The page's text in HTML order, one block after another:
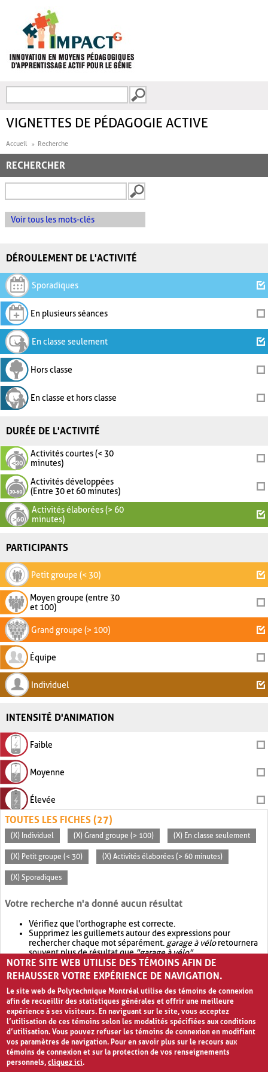
FORMULAIRE DE
VIGNETTES DE PÉDAGOGIE ACTIVE
Accueil Recherche
RECHERCHER
Voir tous les mots-clés
DÉROULEMENT DE L'ACTIVITÉ
Sporadiques
En plusieurs séances
En classe seulement
Hors classe
En classe et hors classe
DURÉE DE L'ACTIVITÉ
Activités courtes (< 30
minutes)
Activités développées
(Entre 30 et 60 minutes)
Activités élaborées (> 60
minutes)
PARTICIPANTS
Petit groupe (< 30)
Moyen groupe (entre 30
et 100)
Grand groupe (> 100)
Équipe
Individuel
INTENSITÉ D'ANIMATION
Faible
Moyenne
Élevée
TOUTES LES FICHES (27)
(X) Individuel (X) Grand groupe (> 100) (X) En classe seulement
(X) Petit groupe (< 30) (X) Activités élaborées (> 60 minutes)
(X) Sporadiques
Votre recherche n'a donné aucun résultat
Vérifiez que l'orthographe est correcte.
Supprimez les guillemets autour des expressions pour
rechercher chaque mot séparément. garage à véloretournera
souvent plus de résultat que"garage à vélo".
Envisagez d'élargir votre recherche avec OR.garage OR vélo
retournera souvent plus de résultat quegarage à vélo
NOTRE SITE WEB UTILISE DES TÉMOINS AFIN DE
REHAUSSER VOTRE EXPÉRIENCE DE NAVIGATION.
Le site web de Polytechnique Montréal utilise des témoins de connexion
afin de recueillir des statistiques générales et offrir une meilleure
expérience à ses visiteurs. En naviguant sur le site, vous acceptez
l’utilisation de ces témoins selon les modalités spécifiées aux conditions
d’utilisation. Vous pouvez refuser les témoins de connexion en modifiant
vos paramètres de navigation. Pour en savoir plus sur le recours aux
témoins de connexion et sur la protection de vos renseignements
personnels,cliquez ici.